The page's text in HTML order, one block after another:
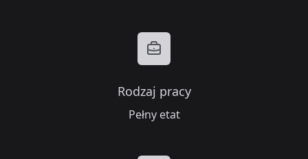
Rodzaj pracy
Pełny etat